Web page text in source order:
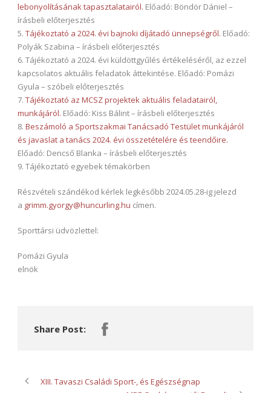
lebonyolításának tapasztalatairól. Előadó: Böndör Dániel –
írásbeli előterjesztés
5. Tájékoztató a 2024. évi bajnoki díjátadó ünnepségről. Előadó:
Polyák Szabina – írásbeli előterjesztés
6. Tájékoztató a 2024. évi küldöttgyűlés értékeléséről, az ezzel
kapcsolatos aktuális feladatok áttekintése. Előadó: Pomázi
Gyula – szóbeli előterjesztés
7. Tájékoztató az MCSZ projektek aktuális feladatairól,
munkájáról. Előadó: Kiss Bálint – írásbeli előterjesztés
8. Beszámoló a Sportszakmai Tanácsadó Testület munkájáról
és javaslat a tanács 2024. évi összetételére és teendőire.
Előadó: Dencső Blanka – írásbeli előterjesztés
9. Tájékoztató egyebek témakörben
Részvételi szándékod kérlek legkésőbb 2024.05.28-ig jelezd
a grimm.gyorgy@huncurling.hu címen.
Sporttársi üdvözlettel:
Pomázi Gyula
elnök
Share Post:
XIII. Tavaszi Családi Sport-, és Egészségnap